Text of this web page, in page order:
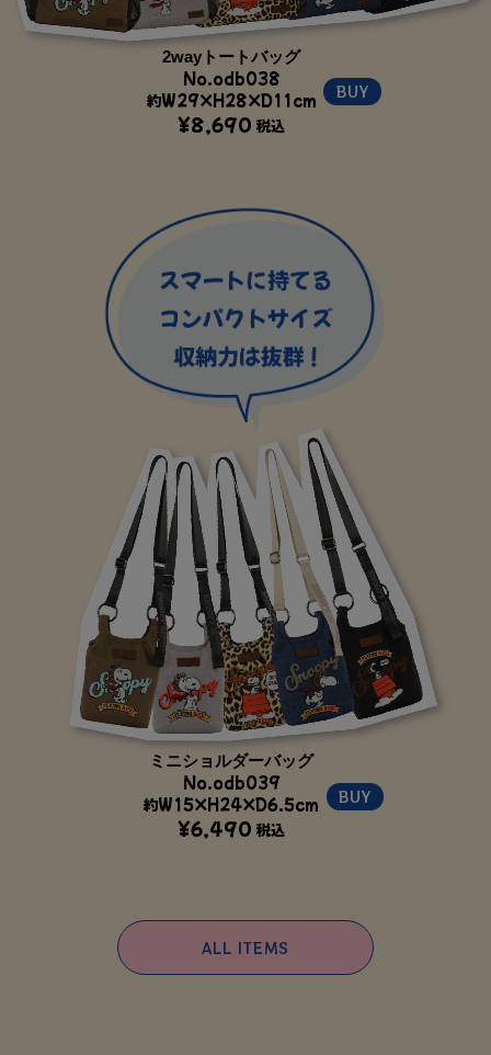
2wayトートバッグ
No.odb038
約W29×H28×D11cm
¥8,690税込
BUY
ミニショルダーバッグ
No.odb039
約W15×H24×D6.5cm
¥6,490税込
BUY
ALL ITEMS